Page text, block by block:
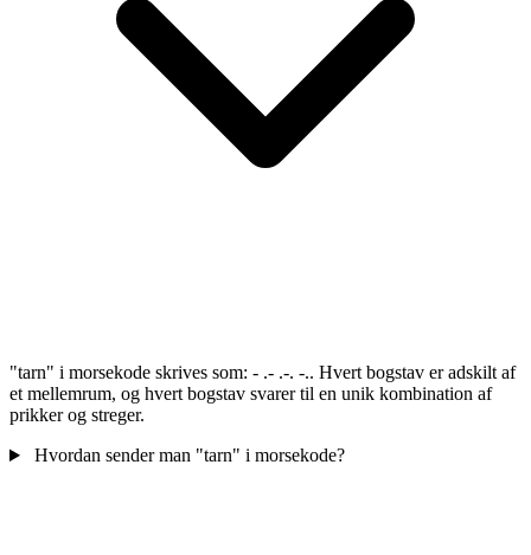
"tarn" i morsekode skrives som: - .- .-. -.. Hvert bogstav er adskilt af
et mellemrum, og hvert bogstav svarer til en unik kombination af
prikker og streger.
Hvordan sender man "tarn" i morsekode?